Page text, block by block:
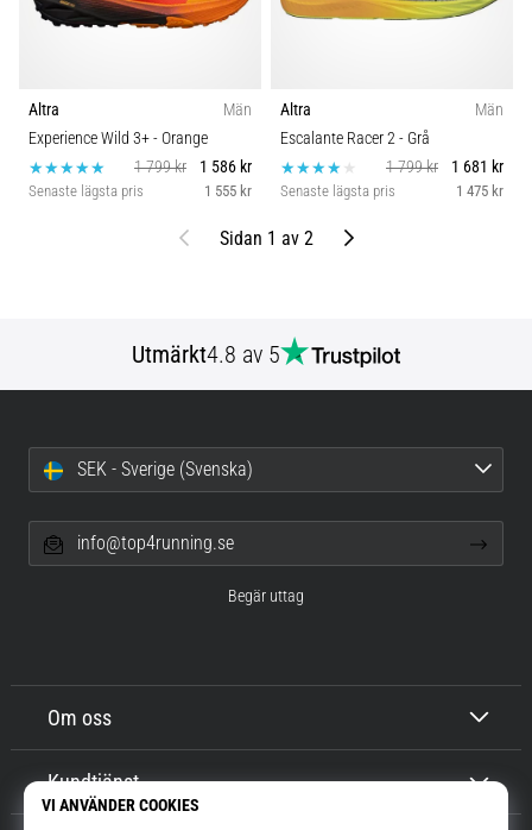
Altra
Män
Experience Wild 3+- Orange
1 799 kr
1 586 kr
Senaste lägsta pris 1 555 kr
Altra
Män
Escalante Racer 2- Grå
1 799 kr
1 681 kr
Senaste lägsta pris 1 475 kr
Föregående
Sidan 1 av 2 Nästa
Utmärkt4.8 av 5
Om oss
Kundtjänst
SEK - Sverige (Svenska)
info@top4running.se
Begär uttag